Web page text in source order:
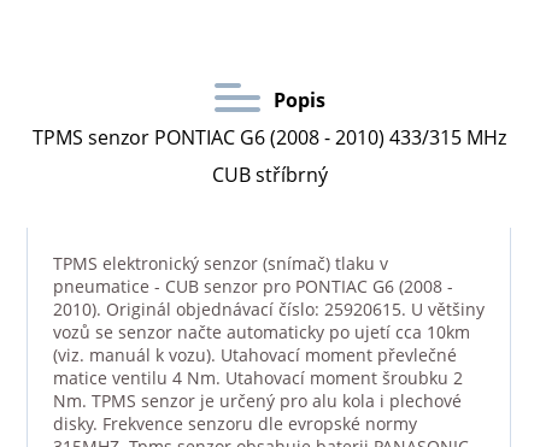
Popis
TPMS senzor PONTIAC G6 (2008 - 2010) 433/315 MHz
CUB stříbrný
TPMS elektronický senzor (snímač) tlaku v
pneumatice - CUB senzor pro PONTIAC G6 (2008 -
2010). Originál objednávací číslo: 25920615. U většiny
vozů se senzor načte automaticky po ujetí cca 10km
(viz. manuál k vozu). Utahovací moment převlečné
matice ventilu 4 Nm. Utahovací moment šroubku 2
Nm. TPMS senzor je určený pro alu kola i plechové
disky. Frekvence senzoru dle evropské normy